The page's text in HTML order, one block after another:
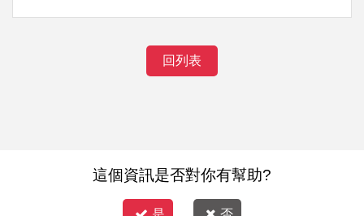
回列表
這個資訊是否對你有幫助?